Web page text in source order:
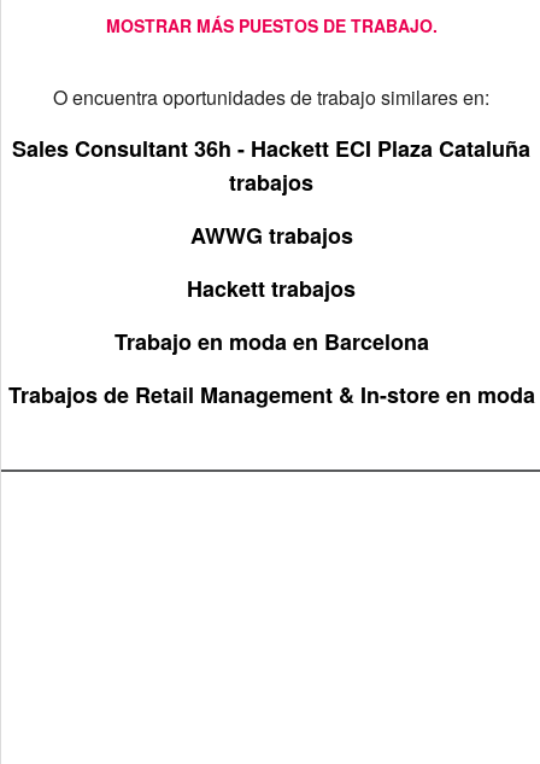
MOSTRAR MÁS PUESTOS DE TRABAJO.
O encuentra oportunidades de trabajo similares en:
Sales Consultant 36h - Hackett ECI Plaza Cataluña
trabajos
AWWG trabajos
Hackett trabajos
Trabajo en moda en Barcelona
Trabajos de Retail Management & In-store en moda